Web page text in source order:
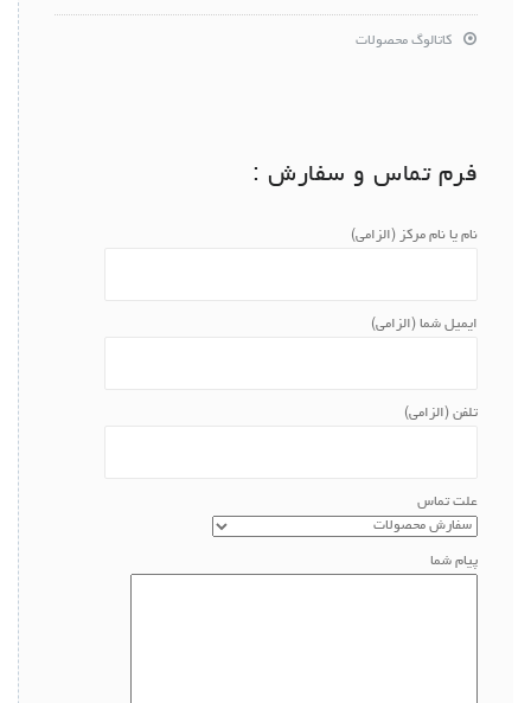
کاتالوگ محصولات
فرم تماس و سفارش :
نام یا نام مرکز (الزامی)
ایمیل شما (الزامی)
تلفن (الزامی)
علت تماس
پیام شما